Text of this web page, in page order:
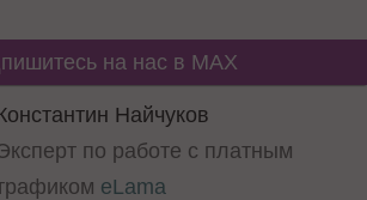
на нас в MAX
Найчуков
по работе с платным
eLama